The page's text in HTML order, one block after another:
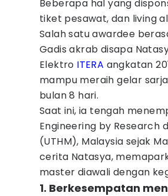
Beberapa hal yang
tiket pesawat, dan living
Salah satu awardee
Gadis akrab disapa
Elektro ITERA angkatan
mampu meraih gelar
bulan 8 hari.
Saat ini, ia tengah
Engineering by Research
(UTHM), Malaysia sejak
cerita Natasya,
master diawali dengan
1. Berkesempatan